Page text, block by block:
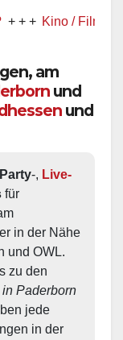
Kino / Film + + +
am
und
und
Party-, Live-
in der Nähe
und OWL.
zu den
Paderborn
jede
in der